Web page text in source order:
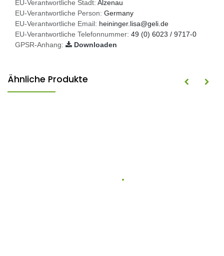
EU-Verantwortliche Stadt: Alzenau
EU-Verantwortliche Person: Germany
EU-Verantwortliche Email: heininger.lisa@geli.de
EU-Verantwortliche Telefonnummer: 49 (0) 6023 / 9717-0
GPSR-Anhang:
Downloaden
Ähnliche Produkte